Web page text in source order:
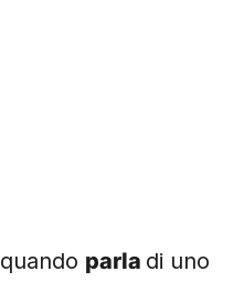
quando parla di uno